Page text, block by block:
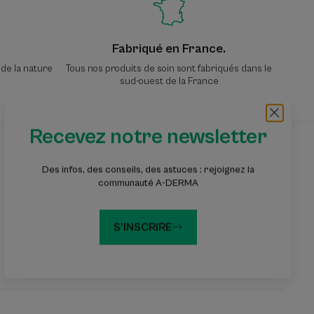
Recevez notre newsletter
Des infos, des conseils, des astuces : rejoignez la
communauté A-DERMA
S'INSCRIRE
la nature
Fabriqué en France.
Tous nos produits de soin sont fabriqués dans le
sud-ouest de la France
Recevez notre newsletter
Des infos, des conseils, des astuces : rejoignez
S'inscrire à la newsletter